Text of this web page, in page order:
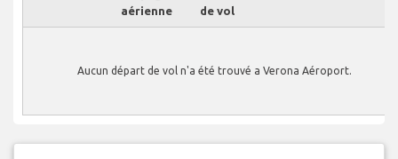
aérienne
de vol
Aucun départ de vol n'a été trouvé a Verona Aéroport.